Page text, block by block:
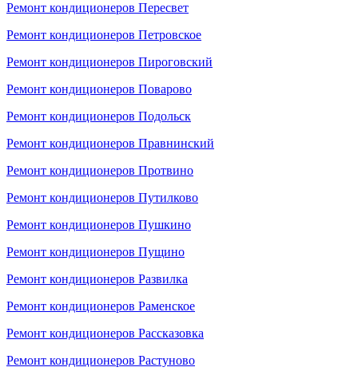
Ремонт кондиционеров Пересвет
Ремонт кондиционеров Петровское
Ремонт кондиционеров Пироговский
Ремонт кондиционеров Поварово
Ремонт кондиционеров Подольск
Ремонт кондиционеров Правнинский
Ремонт кондиционеров Протвино
Ремонт кондиционеров Путилково
Ремонт кондиционеров Пушкино
Ремонт кондиционеров Пущино
Ремонт кондиционеров Развилка
Ремонт кондиционеров Раменское
Ремонт кондиционеров Рассказовка
Ремонт кондиционеров Растуново